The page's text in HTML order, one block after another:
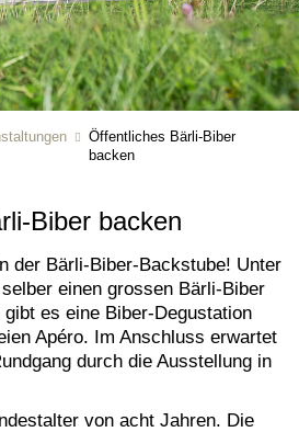
Öffentliches Bärli-Biber
backen
Biber backen
der Bärli-Biber-Backstube! Unter
einen grossen Bärli-Biber
es eine Biber-Degustation
Apéro. Im Anschluss erwartet
durch die Ausstellung in
von acht Jahren. Die